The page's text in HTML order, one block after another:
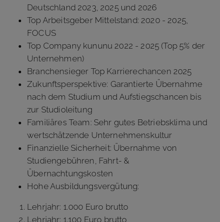
Deutschland 2023, 2025 und 2026
Top Arbeitsgeber Mittelstand: 2020 - 2025,
FOCUS
Top Company kununu 2022 - 2025 (Top 5% der
Unternehmen)
Branchensieger Top Karrierechancen 2025
Zukunftsperspektive: Garantierte Übernahme
nach dem Studium und Aufstiegschancen bis
zur Studioleitung
Familiäres Team: Sehr gutes Betriebsklima und
wertschätzende Unternehmenskultur
Finanzielle Sicherheit: Übernahme von
Studiengebühren, Fahrt- &
Übernachtungskosten
Hohe Ausbildungsvergütung:
Lehrjahr: 1.000 Euro brutto
Lehrjahr: 1.100 Euro brutto